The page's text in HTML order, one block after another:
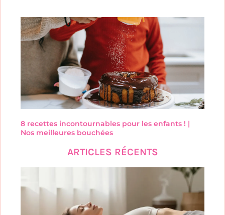
8 recettes incontournables pour les enfants ! |
Nos meilleures bouchées
ARTICLES RÉCENTS